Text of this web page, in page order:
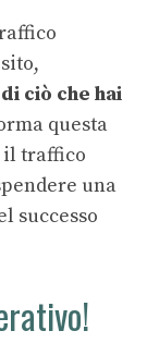
ciò che hai
questa
il traffico
una
successo